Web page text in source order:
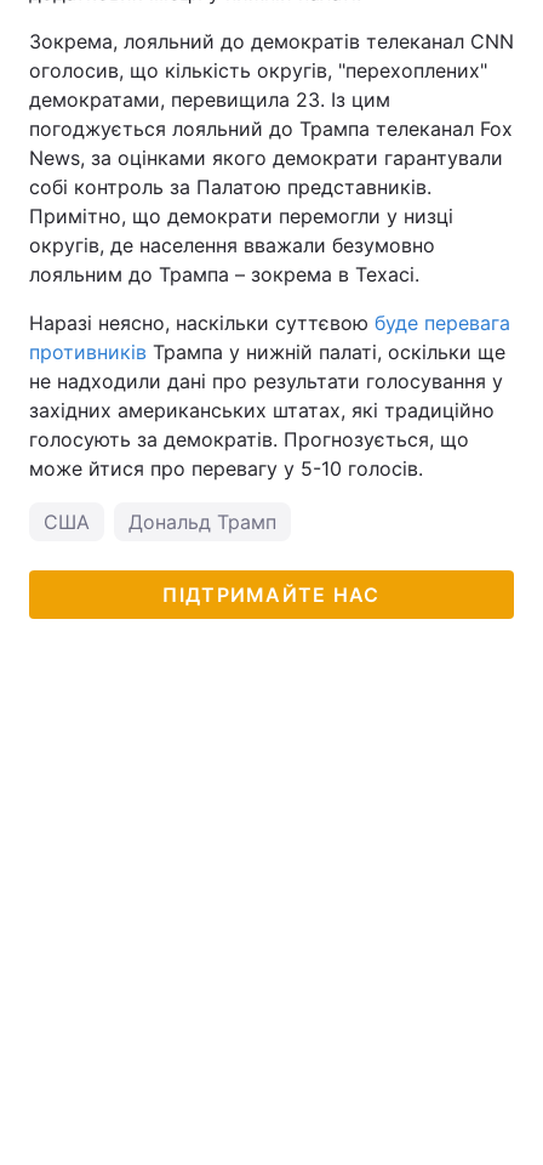
Зокрема, лояльний до демократів телеканал CNN
оголосив, що кількість округів, "перехоплених"
демократами, перевищила 23. Із цим
погоджується лояльний до Трампа телеканал Fox
News, за оцінками якого демократи гарантували
собі контроль за Палатою представників.
Примітно, що демократи перемогли у низці
округів, де населення вважали безумовно
лояльним до Трампа – зокрема в Техасі.
Наразі неясно, наскільки суттєвою буде перевага
противників Трампа у нижній палаті, оскільки ще
не надходили дані про результати голосування у
західних американських штатах, які традиційно
голосують за демократів. Прогнозується, що
може йтися про перевагу у 5-10 голосів.
США Дональд Трамп
ПІДТРИМАЙТЕ НАС